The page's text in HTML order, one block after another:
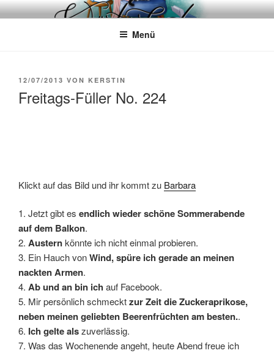
Zum
InhaltWÖRTERKATZE
Von Büchern erzählen
Menü
VERÖFFENTLICHT
12/07/2013 VON KERSTIN
Freitags-Füller No. 224
Klickt auf das Bild und ihr kommt zu Barbara
1. Jetzt gibt es endlich wieder schöne Sommerabende
auf dem Balkon.
2. Austernkönnte ich nicht einmal probieren.
3. Ein Hauch vonWind, spüre ich gerade an meinen
nackten Armen.
4. Ab und an bin ich auf Facebook.
5. Mir persönlich schmecktzur Zeit die Zuckeraprikose,
neben meinen geliebten Beerenfrüchten am besten..
6. Ich gelte alszuverlässig.
7. Was das Wochenende angeht, heute Abend freue ich